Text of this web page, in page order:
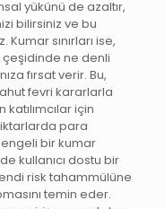
yükünü de azaltır,
bilirsiniz ve bu
Kumar sınırları ise,
ne denli
fırsat verir. Bu,
fevri kararlarla
için
para
bir kumar
kullanıcı dostu bir
risk tahammülüne
temin eder.